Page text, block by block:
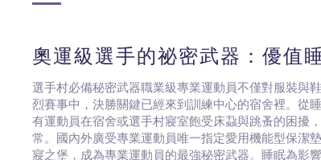
奧運級選手的祕密武器：優值
選手村必備秘密武器職業級專業運動員不僅對服裝與
烈賽事中，決勝關鍵已經來到訓練中心的宿舍裡。從
有運動員在宿舍或選手村寢室飽受床蝨與跳蚤的困擾
常。國內外廣受專業運動員唯一指定愛用機能型保潔
寢之堡，成為專業運動員的最強秘密武器。睡眠為影